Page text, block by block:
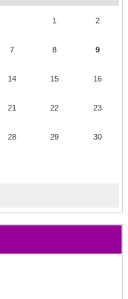
1 2
7 8 9
14 15 16
21 22 23
28 29 30